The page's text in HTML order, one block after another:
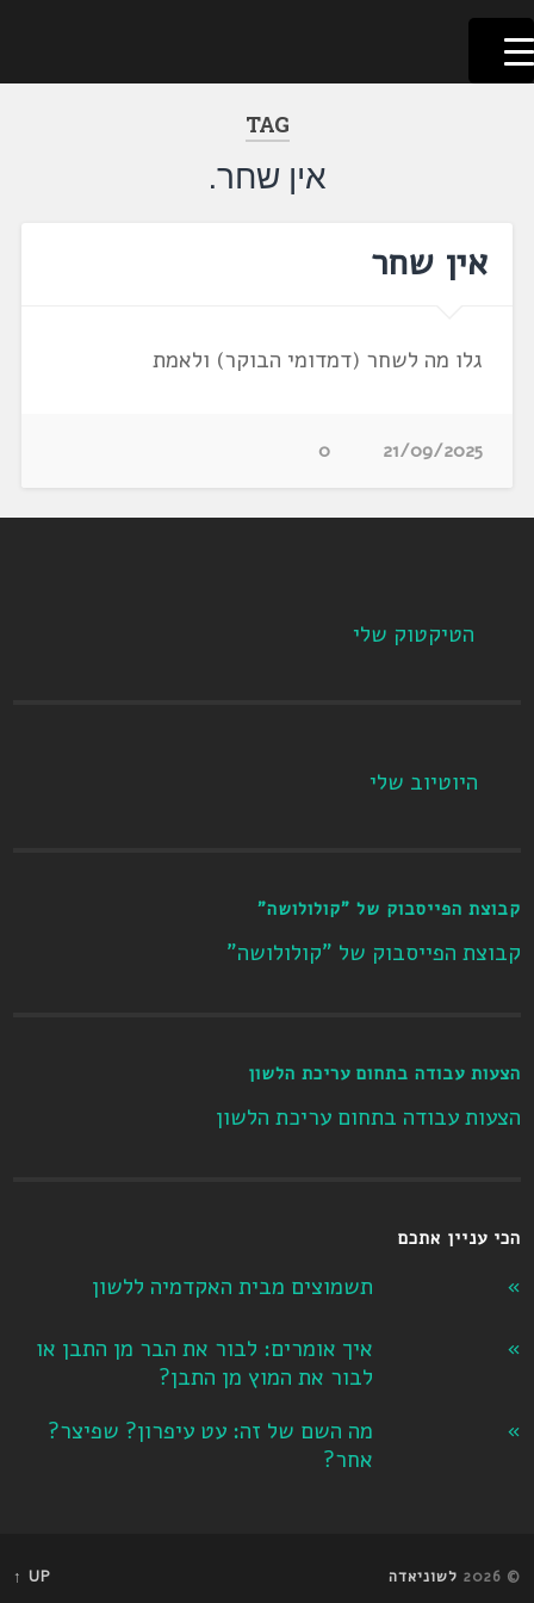
דלג
לתוכן
לשוניאדה
עברית. לשון. שפה
TAG
אין שחר.
אין שחר
גלו מה לשחר (דמדומי הבוקר) ולאמת
21/09/2025
0
הטיקטוק שלי
היוטיוב שלי
קבוצת הפייסבוק של "קולולושה"
קבוצת הפייסבוק של "קולולושה"
הצעות עבודה בתחום עריכת הלשון
הצעות עבודה בתחום עריכת הלשון
הכי עניין אתכם
תשמוצים מבית האקדמיה ללשון
איך אומרים: לבור את הבר מן התבן או
לבור את המוץ מן התבן?
מה השם של זה: עט עיפרון? שפיצר?
אחר?
© 2026 לשוניאדה UP ↑